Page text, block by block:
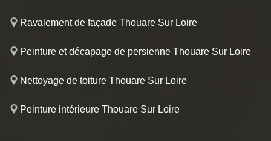
Ravalement de façade Thouare Sur Loire
Peinture et décapage de persienne Thouare Sur Loire
Nettoyage de toiture Thouare Sur Loire
Peinture intérieure Thouare Sur Loire